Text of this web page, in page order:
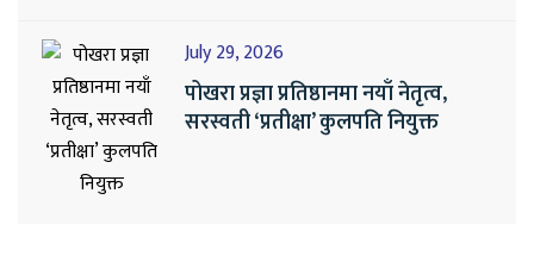
July 29, 2026
पोखरा प्रज्ञा प्रतिष्ठानमा नयाँ नेतृत्व,
सरस्वती ‘प्रतीक्षा’ कुलपति नियुक्त